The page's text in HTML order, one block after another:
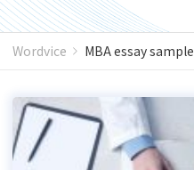
Wordvice MBA essay sample